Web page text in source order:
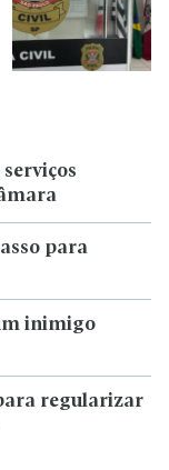
para
inimigo
regularizar